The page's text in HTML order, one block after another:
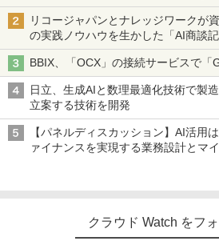
リコージャパンとナレッジワークが
の実践ノウハウを生かした「AI商談
BBIX、「OCX」の接続サービスで「
日立、生成AIと数理最適化技術で製
立案する技術を開発
【パネルディスカッション】AI活用
ァイナンスを実現する業務設計とマ
クラウド Watch をフ